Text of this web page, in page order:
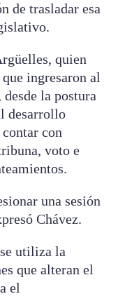
de trasladar esa
quien
ingresaron al
la postura
desarrollo
con
voto e
una sesión
Chávez.
utiliza la
que alteran el
el